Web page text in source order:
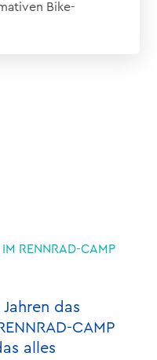
Bike-
IM RENNRAD-CAMP
das
CAMP
alles